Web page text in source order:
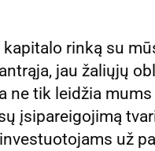
kapitalo rinką su
jau žaliųjų
ne tik leidžia
įsipareigojimą
už